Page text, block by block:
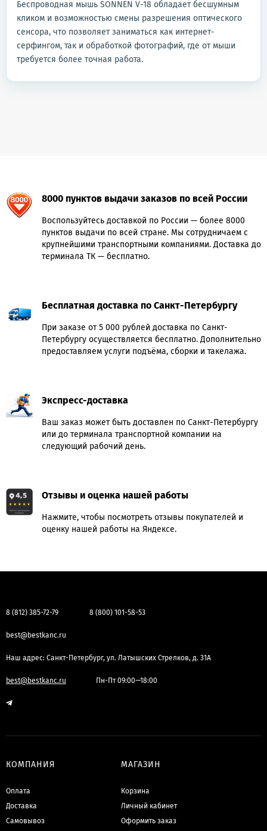
Беспроводная мышь SONNEN V-18 обладает бесшумным
кликом и возможностью смены разрешения оптического
сенсора, что позволяет заниматься как интернет-
серфингом, так и обработкой фотографий, где от мыши
требуется более точная работа.
8000 пунктов выдачи заказов по всей России
Воспользуйтесь доставкой по России — более 8000
пунктов выдачи по всей стране. Мы сотрудничаем с
крупнейшими транспортными компаниями. Доставка до
терминала ТК — бесплатно.
Бесплатная доставка по Санкт-Петербургу
При заказе от 5 000 рублей доставка по Санкт-
Петербургу осуществляется бесплатно. Дополнительно
предоставляем услуги подъёма, сборки и такелажа.
Экспресс-доставка
Ваш заказ может быть доставлен по Санкт-Петербургу
или до терминала транспортной компании на
следующий рабочий день.
Отзывы и оценка нашей работы
Нажмите, чтобы посмотреть отзывы покупателей и
оценку нашей работы на Яндексе.
8 (812) 385-72-79 8 (800) 101-58-53
best@bestkanc.ru
Наш адрес: Санкт-Петербург, ул. Латышских Стрелков, д. 31А
best@bestkanc.ru Пн-Пт 09:00—18:00
КОМПАНИЯ
Оплата
Доставка
Самовывоз
МАГАЗИН
Корзина
Личный кабинет
Оформить заказ